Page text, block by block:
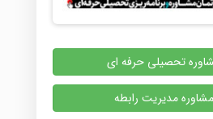
تحصیلی حرفه ای
مدیریت رابطه